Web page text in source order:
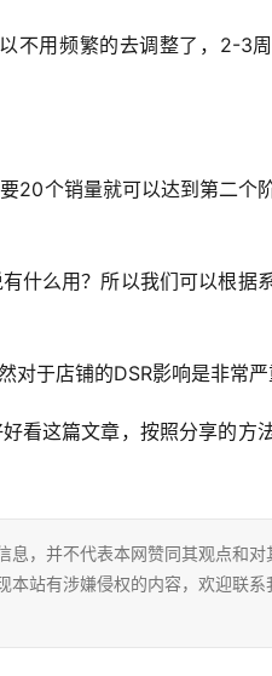
不用频繁的去调整了，2-3
20个销量就可以达到第二个
什么用？所以我们可以根据
于店铺的DSR影响是非常严
看这篇文章，按照分享的方
，并不代表本网赞同其观点和
站有涉嫌侵权的内容，欢迎联